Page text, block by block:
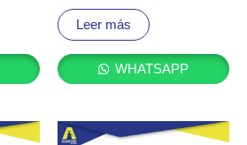
Valorado
con
0
de
Leer más
WHATSAPP